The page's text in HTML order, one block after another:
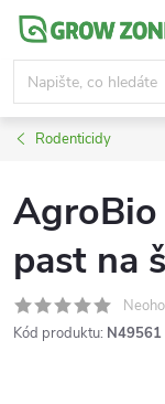
Přejít
obsah
Rodenticidy
AgroBio
past na
Kód produktu: N49561